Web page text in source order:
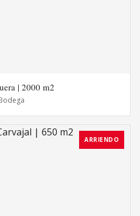
| 2000 m2
ARRIENDO